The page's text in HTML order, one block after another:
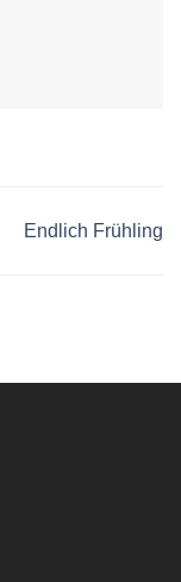
Endlich Frühling